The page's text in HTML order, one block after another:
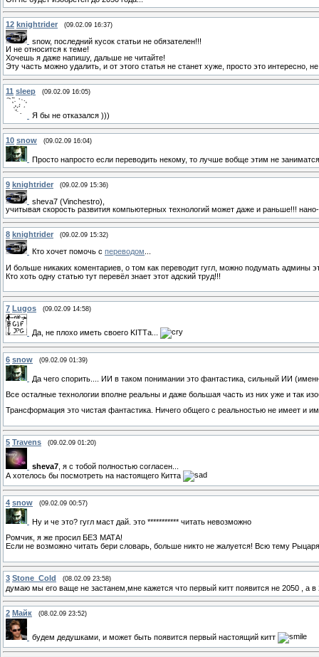
12 knightrider (09.02.09 16:37)
snow, последний кусок статьи не обязателен!!!
И не относится к теме!
Хочешь я даже напишу, дальше не читайте!
Эту часть можно удалить, и от этого статья не станет хуже, просто это интересно,
11 sleep (09.02.09 16:05)
Я бы не отказался )))
10 snow (09.02.09 16:04)
Просто напросто если переводить некому, то лучше вобще этим не
9 knightrider (09.02.09 15:36)
sheva7 (Vinchestro),
учитывая скорость развития компьютерных технологий может даже и раньше!!!
8 knightrider (09.02.09 15:32)
Кто хочет помочь с переводом
И больше никаких коментариев, о том как переводит гугл, можно подумать админы
Кто хоть одну статью тут перевёл знает этот адский труд!!!
7 Lugos (09.02.09 14:58)
Да, не плохо иметь своего KITTа...
6 snow (09.02.09 01:39)
Да чего спорить.... ИИ в таком понимании это фантастика, сильный ИИ
Все осталные технологии вполне реальны и даже большая часть из них уже и так
Трансформация это чистая фантастика. Ничего общего с реальностью не имеет и
5 Travens (09.02.09 01:20)
sheva7 , я с тобой полностью согласен...
А хотелось бы посмотреть на настоящего Китта
4 snow (09.02.09 00:57)
Ну и че это? гугл маст дай. это *********** читать невозможно
Ромчик, я же просил БЕЗ МАТА!
Если не возможно читать бери словарь, больше никто не жалуется! Всю тему
3 Stone_Cold (08.02.09 23:58)
думаю мы его ваще не застанем,мне кажется что первый китт появится не 2050 , а в
2 Майк (08.02.09 23:52)
будем дедушками, и может быть появится первый настоящий китт